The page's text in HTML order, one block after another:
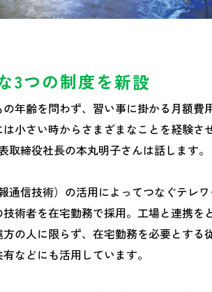
3つの制度を新設
年齢を問わず、習い事に掛かる月額費
小さい時からさまざまなことを経験さ
締役社長の本丸明子さんは話します。
信技術）の活用によってつなぐテレ
術者を在宅勤務で採用。工場と連携を
の人に限らず、在宅勤務を必要とする
などにも活用しています。